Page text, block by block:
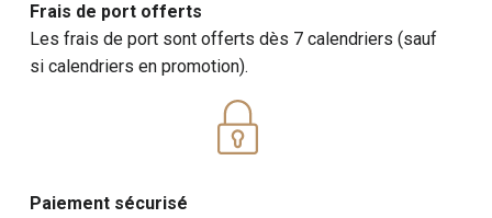
Frais de port offerts
Les frais de port sont offerts dès 7 calendriers (sauf
si calendriers en promotion).
Paiement sécurisé